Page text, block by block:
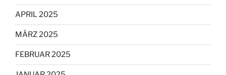
APRIL 2025
MÄRZ 2025
FEBRUAR 2025